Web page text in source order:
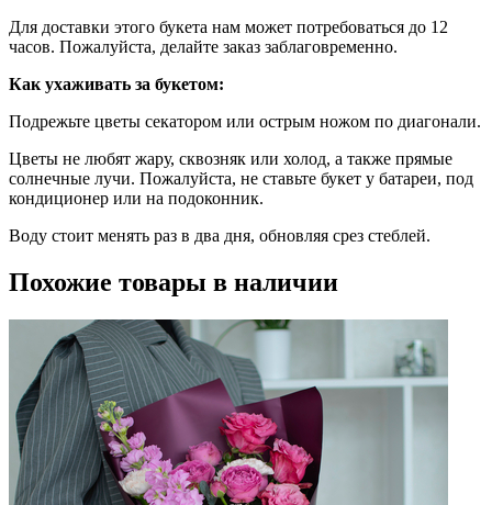
Для доставки этого букета нам может потребоваться до 12
часов. Пожалуйста, делайте заказ заблаговременно.
Как ухаживать за букетом:
Подрежьте цветы секатором или острым ножом по диагонали.
Цветы не любят жару, сквозняк или холод, а также прямые
солнечные лучи. Пожалуйста, не ставьте букет у батареи, под
кондиционер или на подоконник.
Воду стоит менять раз в два дня, обновляя срез стеблей.
Похожие товары в наличии